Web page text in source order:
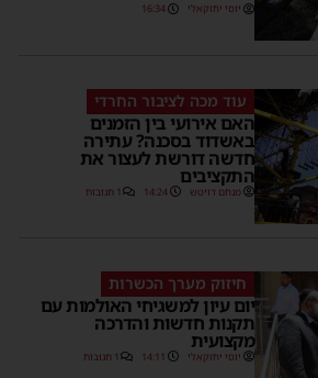
יוסי יחזקאלי 16:34
עוד מכה לציבור החרדי
האם אירועי בין הזמנים
באשדוד בסכנה? עתירה
חדשה דורשת לעצור את
התקציבים
מנחם דויטש 14:24 1 תגובות
חיזוק מערך הכשרות
יום עיון למשגיחי האולמות עם
תקנות חדשות והדרכה
מקצועית
יוסי יחזקאלי 14:11 1 תגובות